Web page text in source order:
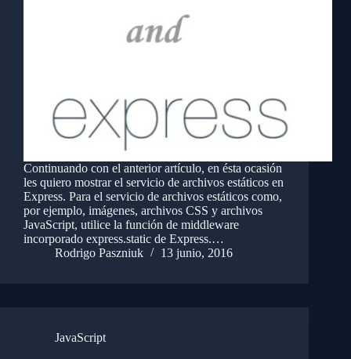
Continuando con el anterior artículo, en ésta ocasión
les quiero mostrar el servicio de archivos estáticos en
Express. Para el servicio de archivos estáticos como,
por ejemplo, imágenes, archivos CSS y archivos
JavaScript, utilice la función de middleware
incorporado express.static de Express.…
Rodrigo Paszniuk
13 junio, 2016
JavaScript